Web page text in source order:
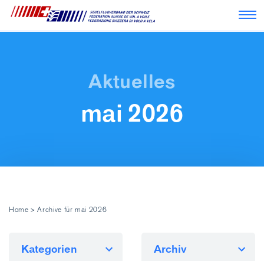
mai 2026
Home >Archive für mai 2026
Kategorien Archiv